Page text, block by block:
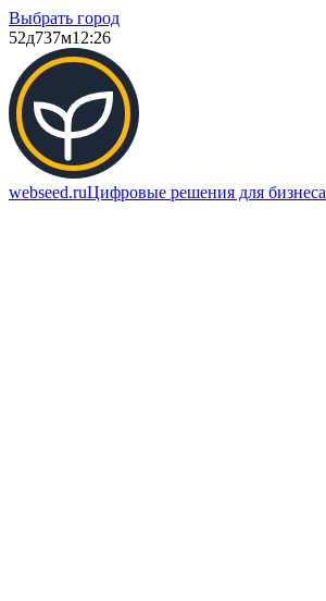
Выбрать город
52д737м12:26
webseed.ruЦифровые решения для бизнеса